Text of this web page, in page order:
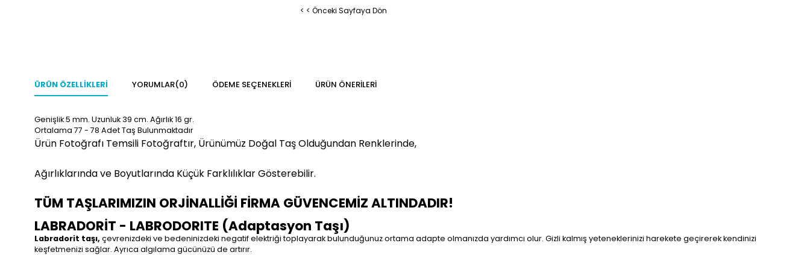
< < Önceki Sayfaya Dön
ÜRÜN ÖZELLIKLERI YORUMLAR(0) ÖDEME SEÇENEKLERI ÜRÜN ÖNERILERI
Genişlik 5 mm. Uzunluk 39 cm. Ağırlık 16 gr.
Ortalama 77 - 78 Adet Taş Bulunmaktadır
Ürün Fotoğrafı Temsili Fotoğraftır, Ürünümüz Doğal Taş Olduğundan Renklerinde,
Ağırlıklarında ve Boyutlarında Küçük Farklılıklar Gösterebilir.
TÜM TAŞLARIMIZIN ORJİNALLİĞİ FİRMA GÜVENCEMİZ ALTINDADIR!
LABRADORİT - LABRODORITE (Adaptasyon Taşı)
Labradorit taşı, çevrenizdeki ve bedeninizdeki negatif elektriği toplayarak bulunduğunuz ortama adapte olmanızda yardımcı olur. Gizli kalmış yeteneklerinizi harekete geçirerek kendinizi
keşfetmenizi sağlar. Ayrıca algılama gücünüzü de artırır.